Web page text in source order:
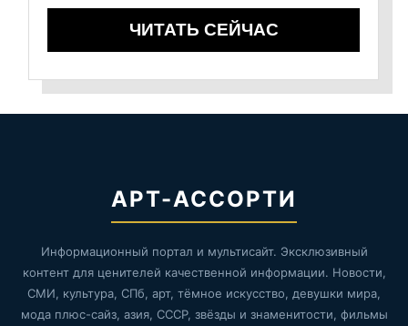
ЧИТАТЬ СЕЙЧАС
АРТ-АССОРТИ
Информационный портал и мультисайт. Эксклюзивный
контент для ценителей качественной информации. Новости,
СМИ, культура, СПб, арт, тёмное искусство, девушки мира,
мода плюс-сайз, азия, СССР, звёзды и знаменитости, фильмы